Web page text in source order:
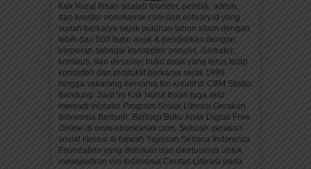
Kak Nurul Ihsan adalah founder, pemilik, admin,
dan kreator ebookanak.com dan elibrary.id yang
sudah berkarya sejak puluhan tahun silam dengan
lebih dari 500 buku anak & pendidikan dengan
berperan sebagai konseptor, penulis, ilustrator,
komikus, dan desainer buku anak yang terus tetap
konsisten dan produktif berkarya sejak 1999
hingga sekarang bersama tim kreatif di CBM Studio
Bandung. Saat ini Kak Nurul Ihsan juga aktif
menjadi inisiator Program Sosial Literasi Gerakan
Indonesia Berbudi: Berbagi Buku Anak Digital Free
Online di www.ebookanak.com. Sebuah gerakan
sosial literasi di bawah Yayasan Sebaca Indonesia
Foundation yang didirikan dan diketuainya untuk
mewujudkan visi Indonesia Cerdas Literasi pada